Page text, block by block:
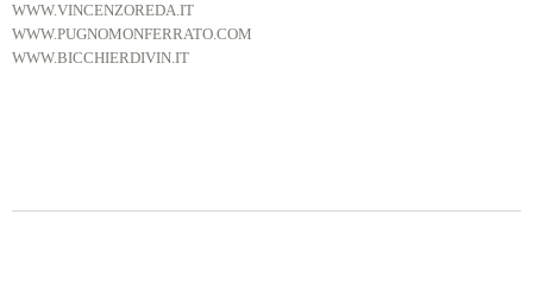
WWW.VINCENZOREDA.IT
WWW.PUGNOMONFERRATO.COM
WWW.BICCHIERDIVIN.IT